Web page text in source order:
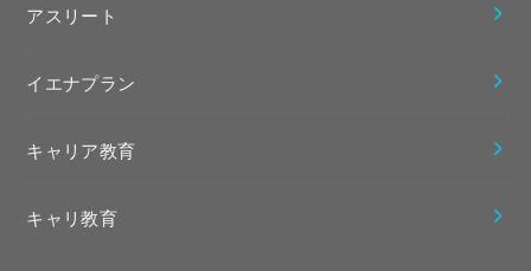
アスリート
イエナプラン
キャリア教育
キャリ教育